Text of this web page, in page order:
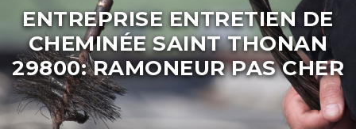
ENTREPRISE ENTRETIEN DE
CHEMINÉE SAINT THONAN
29800: RAMONEUR PAS CHER